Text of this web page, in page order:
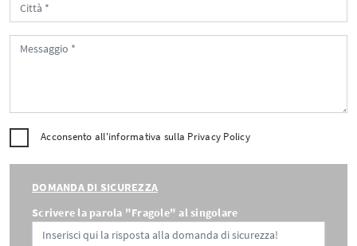
Acconsento all'informativa sulla Privacy Policy
DOMANDA DI SICUREZZA
Scrivere la parola "Fragole" al singolare